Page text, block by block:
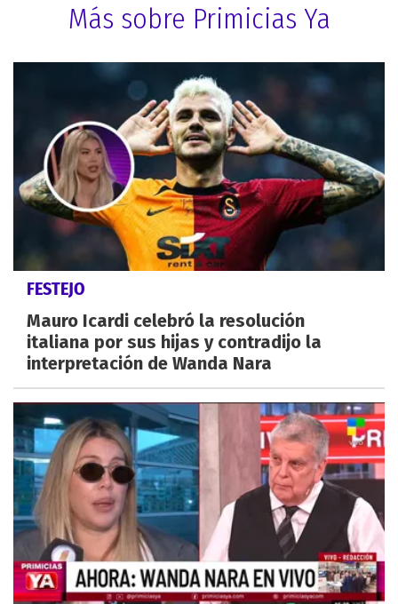
Más sobre Primicias Ya
FESTEJO
Mauro Icardi celebró la resolución
italiana por sus hijas y contradijo la
interpretación de Wanda Nara